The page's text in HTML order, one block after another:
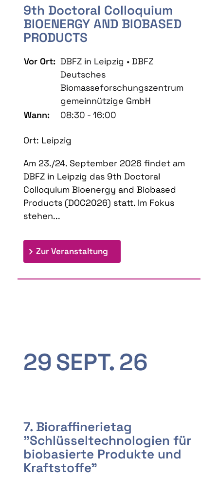
9th Doctoral Colloquium
BIOENERGY AND BIOBASED
PRODUCTS
Vor Ort: DBFZ in Leipzig • DBFZ
Deutsches
Biomasseforschungszentrum
gemeinnützige GmbH
Wann:
08:30 - 16:00
Ort: Leipzig
Am 23./24. September 2026 findet am
DBFZ in Leipzig das 9th Doctoral
Colloquium Bioenergy and Biobased
Products (DOC2026) statt. Im Fokus
stehen...
Zur Veranstaltung
29SEPT. 26
7. Bioraffinerietag
"Schlüsseltechnologien für
biobasierte Produkte und
Kraftstoffe"